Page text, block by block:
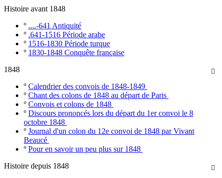
Histoire avant 1848
º ....-641 Antiquité
º .641-1516 Période arabe
º 1516-1830 Période turque
º 1830-1848 Conquête française

1848
º Calendrier des convois de 1848-1849
º Chant des colons de 1848 au départ de Paris
º Convois et colons de 1848
º Discours prononcés lors du départ du 1er convoi le 8
octobre 1848
º Journal d'un colon du 12e convoi de 1848 par Vivant
Beaucé
º Pour en savoir un peu plus sur 1848

Histoire depuis 1848